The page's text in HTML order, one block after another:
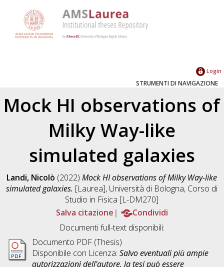
Login
STRUMENTI DI NAVIGAZIONE
Mock HI observations of
Milky Way-like
simulated galaxies
Landi, Nicolò (2022)Mock HI observations of Milky Way-like
simulated galaxies. [Laurea], Università di Bologna, Corso di
Studio in Fisica [L-DM270]
Salva citazione
Condividi
Documenti full-text disponibili:
Documento PDF (Thesis)
Disponibile con Licenza: Salvo eventuali più ampie
autorizzazioni dell'autore, la tesi può essere